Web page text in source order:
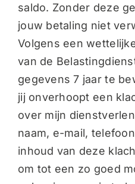
saldo. Zonder deze
jouw betaling niet
Volgens een
van de
gegevens 7 jaar te
jij onverhoopt een
over mijn
naam, e-mail,
inhoud van deze
om tot een zo goed